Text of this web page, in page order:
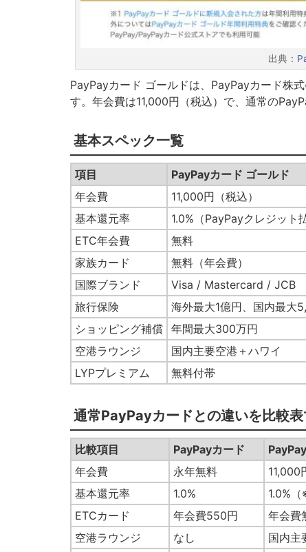
出典：
PayPayカード ゴールドは、PayPayカード株
す。年会費は11,000円（税込）で、通常の
基本スペック一覧
項目
PayPayカード ゴールド
年会費
11,000円（税込）
基本還元率
1.0%（PayPayクレジット
ETC年会費
無料
家族カード
無料（年会費）
国際ブランド
Visa / Mastercard / JCB
旅行保険
海外最大1億円、国内最大
ショッピング補償 年間最大300万円
空港ラウンジ
国内主要空港＋ハワイ
LYPプレミアム
無料付帯
通常PayPayカードとの違いを比較
比較項目 PayPayカード
年会費
永年無料
11,000
基本還元率
1.0%
1.0%（
ETCカード
年会費550円
年会費
空港ラウンジ
なし
国内主